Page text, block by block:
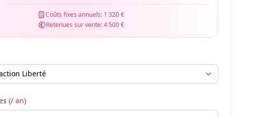
Coûts fixes annuels: 1 320 €
Retenues sur vente:4 500 €
(/ an)